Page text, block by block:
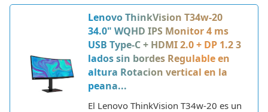
hardware y componentes
informáticos. Este monitor curvo
cuenta con una relación de aspecto
ultrapanorámica 21:9 y una
resolución UWQHD de 3440 x 1440
píxeles, ideal para disfrutar de una
experiencia inmersiva tanto en juegos
como en tareas creativas.
Lenovo ThinkVision T34w-20
34.0" WQHD IPS Monitor 4 ms
USB Type-C + HDMI 2.0 + DP 1.2 3
lados sin bordes Regulable en
altura Rotacion vertical en la
peana...
El Lenovo ThinkVision T34w-20 es un